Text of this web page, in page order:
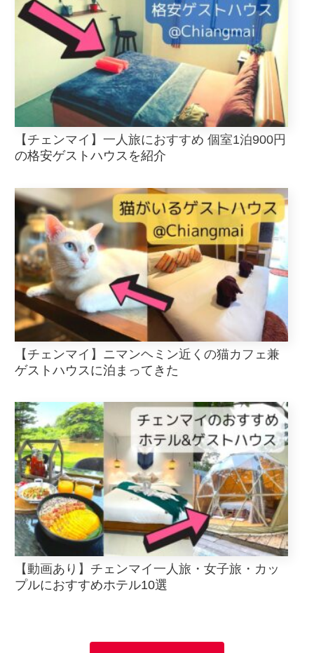
【チェンマイ】一人旅におすすめ 個室1泊900円
の格安ゲストハウスを紹介
【チェンマイ】ニマンヘミン近くの猫カフェ兼
ゲストハウスに泊まってきた
【動画あり】チェンマイ一人旅・女子旅・カッ
プルにおすすめホテル10選